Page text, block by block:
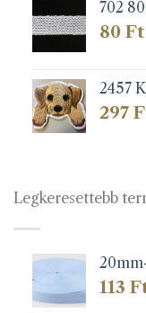
702
80 Ft
2457
297
Legkeresettebb
113